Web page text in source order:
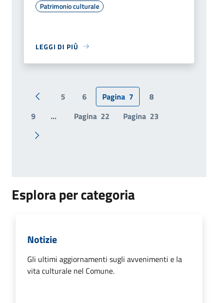
Patrimonio culturale
LEGGI DI PIÙ
Pagina precedente
5 6 Pagina 7
8
9
... Pagina 22 Pagina 23
Pagina successiva
Esplora per categoria
Notizie
Gli ultimi aggiornamenti sugli avvenimenti e la
vita culturale nel Comune.